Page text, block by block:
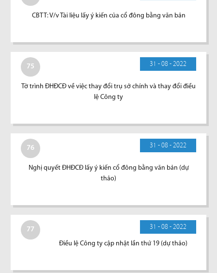
CBTT: V/v Tài liệu lấy ý kiến của cổ đông bằng văn bản
75 31 - 08 - 2022
Tờ trình ĐHĐCĐ về việc thay đổi trụ sở chính và thay đổi điều
lệ Công ty
76 31 - 08 - 2022
Nghị quyết ĐHĐCĐ lấy ý kiến cổ đông bằng văn bản (dự
thảo)
77 31 - 08 - 2022
Điều lệ Công ty cập nhật lần thứ 19 (dự thảo)